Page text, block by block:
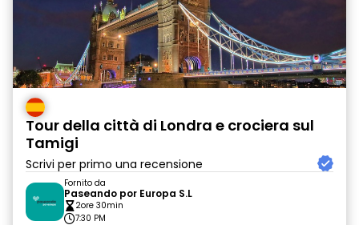
Tour della città di Londra e crociera sul
Tamigi
Scrivi per primo una recensione
Fornito da
Paseando por Europa S.L
2ore 30min
7:30 PM